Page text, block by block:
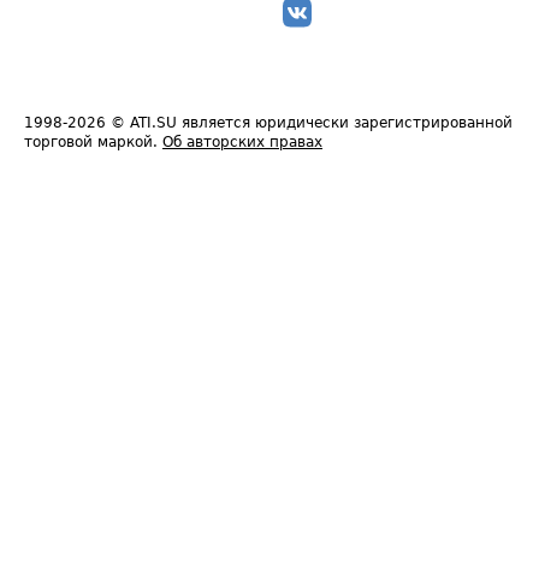
1998-2026 © ATI.SU является юридически зарегистрированной
торговой маркой. Об авторских правах